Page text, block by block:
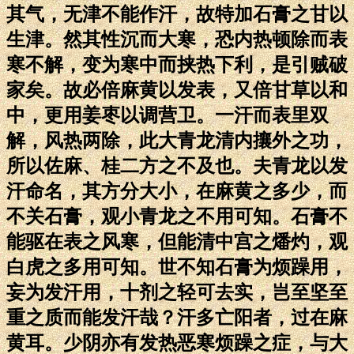
其气，无津不能作汗，故特加石膏之甘以
生津。然其性沉而大寒，恐内热顿除而表
寒不解，变为寒中而挟热下利，是引贼破
家矣。故必倍麻黄以发表，又倍甘草以和
中，更用姜枣以调营卫。一汗而表里双
解，风热两除，此大青龙清内攘外之功，
所以佐麻、桂二方之不及也。夫青龙以发
汗命名，其方分大小，在麻黄之多少，而
不关石膏，观小青龙之不用可知。石膏不
能驱在表之风寒，但能清中宫之燔灼，观
白虎之多用可知。世不知石膏为烦躁用，
妄为发汗用，十剂之轻可去实，岂至坚至
重之质而能发汗哉？汗多亡阳者，过在麻
黄耳。少阴亦有发热恶寒烦躁之症，与大